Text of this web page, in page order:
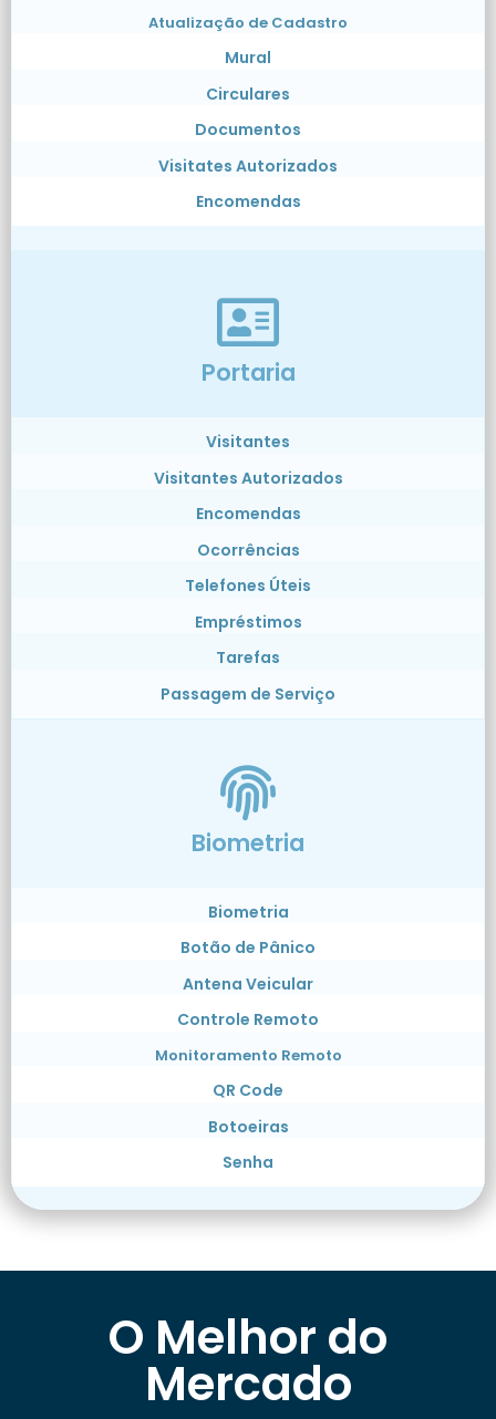
Atualização de Cadastro
Mural
Circulares
Documentos
Visitates Autorizados
Encomendas
Portaria
Visitantes
Visitantes Autorizados
Encomendas
Ocorrências
Telefones Úteis
Empréstimos
Tarefas
Passagem de Serviço
Biometria
Biometria
Botão de Pânico
Antena Veicular
Controle Remoto
Monitoramento Remoto
QR Code
Botoeiras
Senha
O Melhor do
Mercado